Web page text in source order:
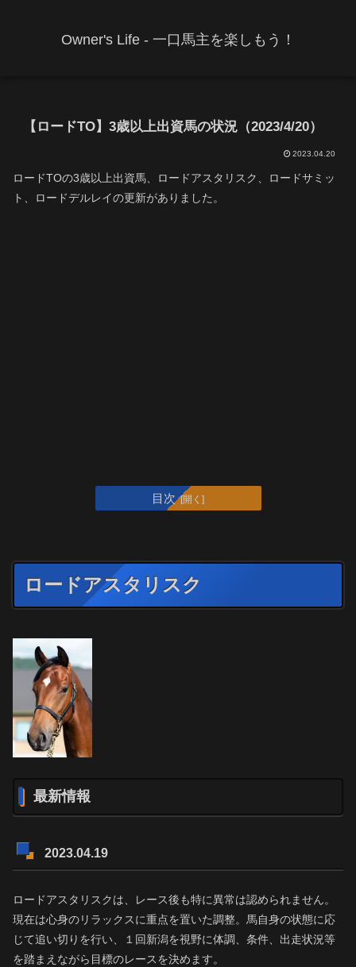
Owner's Life - 一口馬主を楽しもう！
【ロードTO】3歳以上出資馬の状況（2023/4/20）
2023.04.20
ロードTOの3歳以上出資馬、ロードアスタリスク、ロードサミッ
ト、ロードデルレイの更新がありました。
目次
ロードアスタリスク
最新情報
2023.04.19
ロードアスタリスクは、レース後も特に異常は認められません。
現在は心身のリラックスに重点を置いた調整。馬自身の状態に応
じて追い切りを行い、１回新潟を視野に体調、条件、出走状況等
を踏まえながら目標のレースを決めます。